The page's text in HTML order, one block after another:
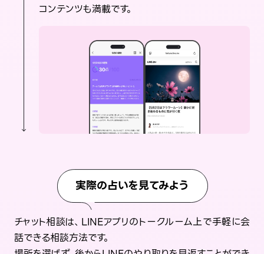
コンテンツも満載です。
実際の占いを見てみよう
チャット相談は、LINEアプリのトークルーム上で手軽に会
話できる相談方法です。